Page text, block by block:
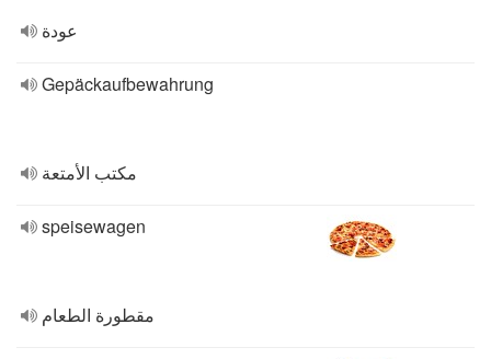
عودة
Gepäckaufbewahrung
مكتب الأمتعة
speisewagen
مقطورة الطعام